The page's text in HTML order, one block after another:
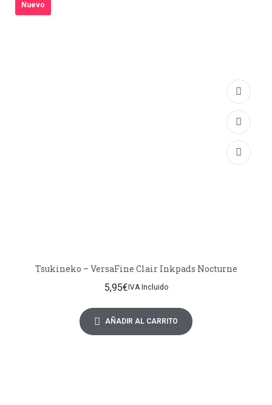
Nuevo
Tsukineko – VersaFine Clair Inkpads Nocturne
5,95€ IVA Incluido
AÑADIR AL CARRITO